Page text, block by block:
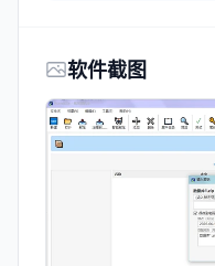
软件截图